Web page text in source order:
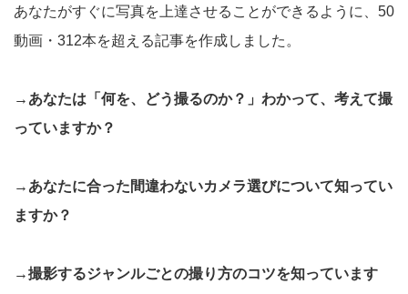
あなたがすぐに写真を上達させることができるように、50
動画・312本を超える記事を作成しました。
→あなたは「何を、どう撮るのか？」わかって、考えて撮
っていますか？
→あなたに合った間違わないカメラ選びについて知ってい
ますか？
→撮影するジャンルごとの撮り方のコツを知っています